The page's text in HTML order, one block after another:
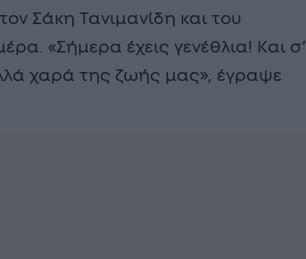
Σάκη Τανιμανίδη και του
«Σήμερα έχεις γενέθλια! Και σ’
χαρά της ζωής μας», έγραψε